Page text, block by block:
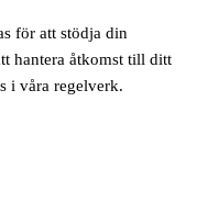
för att stödja din
hantera åtkomst till ditt
i våra regelverk.